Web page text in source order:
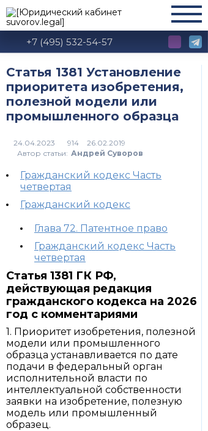
+7 (495) 532-54-57
Статья 1381 Установление
приоритета изобретения,
полезной модели или
промышленного образца
914
Автор статьи: Андрей Суворов
Гражданский кодекс Часть
четвертая
Гражданский кодекс
Глава 72. Патентное право
Гражданский кодекс Часть
четвертая
Статья 1381 ГК РФ,
действующая редакция
гражданского кодекса на 2026
год с комментариями
1. Приоритет изобретения, полезной
модели или промышленного
образца устанавливается по дате
подачи в федеральный орган
исполнительной власти по
интеллектуальной собственности
заявки на изобретение, полезную
модель или промышленный
образец.